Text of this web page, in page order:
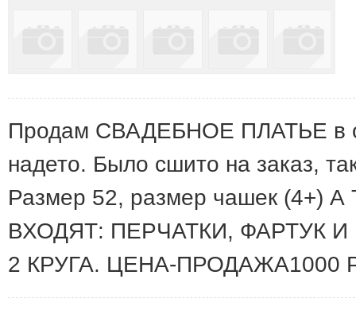
Продам СВАДЕБНОЕ ПЛАТЬЕ в
надето. Было сшито на заказ,
Размер 52, размер чашек
ВХОДЯТ: ПЕРЧАТКИ, ФАРТУК
2 КРУГА. ЦЕНА-ПРОДАЖА1000